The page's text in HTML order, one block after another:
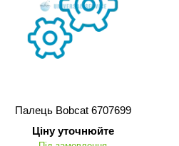
Палець Bobcat 6707699
Ціну уточнюйте